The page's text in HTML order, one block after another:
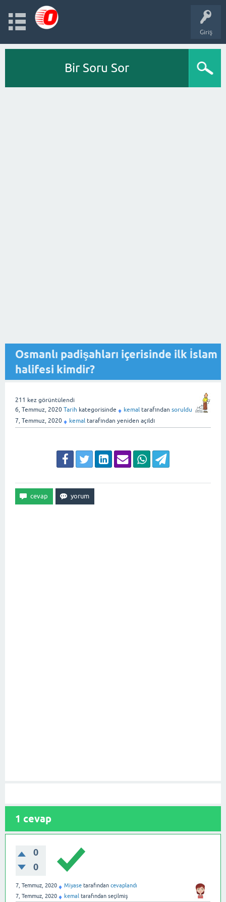
Giriş
Bir Soru Sor
Osmanlı padişahları içerisinde ilk İslam
halifesi kimdir?
211 kez görüntülendi
6, Temmuz, 2020 Tarih kategorisinde ♦ kemal tarafından soruldu
7, Temmuz, 2020 ♦ kemal tarafından yeniden açıldı
1 cevap
0
0
7, Temmuz, 2020 ♦ Miyase tarafından cevaplandı
7, Temmuz, 2020 ♦ kemal tarafından seçilmiş